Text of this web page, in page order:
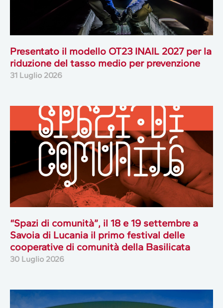
Presentato il modello OT23 INAIL 2027 per la
riduzione del tasso medio per prevenzione
31 Luglio 2026
“Spazi di comunità”, il 18 e 19 settembre a
Savoia di Lucania il primo festival delle
cooperative di comunità della Basilicata
30 Luglio 2026